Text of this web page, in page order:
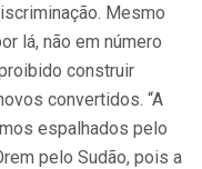
Mesmo
lá, não em número
construir
convertidos. “A
espalhados pelo
pelo Sudão, pois a